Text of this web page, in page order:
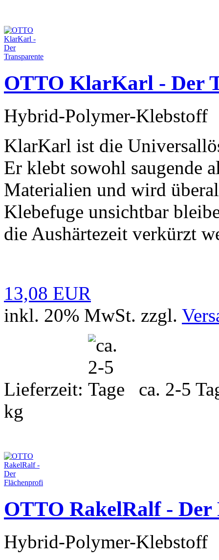
OTTO KlarKarl - Der
Hybrid-Polymer-Klebstoff
KlarKarl ist die
Er klebt sowohl saugende
Materialien und wird
Klebefuge unsichtbar
die Aushärtezeit verkürzt
13,08 EUR
inkl. 20% MwSt. zzgl.
Lieferzeit:
ca. 2-5
kg
OTTO RakelRalf - Der
Hybrid-Polymer-Klebstoff